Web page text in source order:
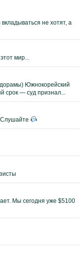
вкладываться не хотят, а
мир...
Южнокорейский
срок — суд признал...
Слушайте
Мы сегодня уже $5100